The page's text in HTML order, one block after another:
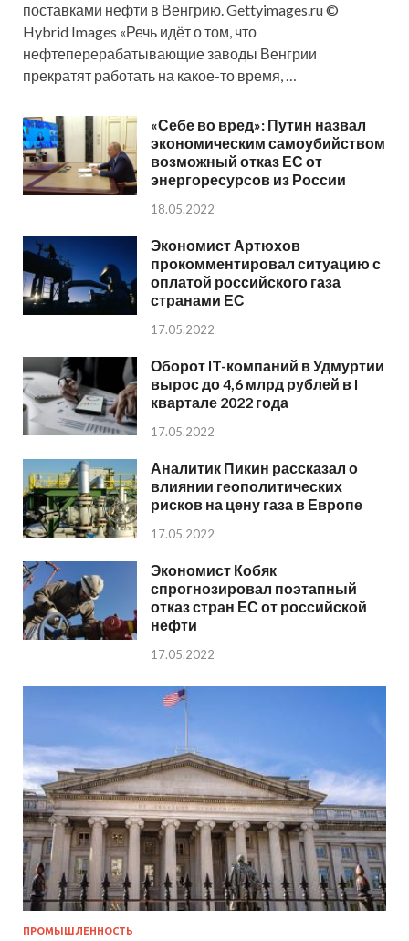
поставками нефти в Венгрию. Gettyimages.ru ©
Hybrid Images «Речь идёт о том, что
нефтеперерабатывающие заводы Венгрии
прекратят работать на какое-то время, …
«Себе во вред»: Путин назвал
экономическим самоубийством
возможный отказ ЕС от
энергоресурсов из России
18.05.2022
Экономист Артюхов
прокомментировал ситуацию с
оплатой российского газа
странами ЕС
17.05.2022
Оборот IT-компаний в Удмуртии
вырос до 4,6 млрд рублей в I
квартале 2022 года
17.05.2022
Аналитик Пикин рассказал о
влиянии геополитических
рисков на цену газа в Европе
17.05.2022
Экономист Кобяк
спрогнозировал поэтапный
отказ стран ЕС от российской
нефти
17.05.2022
ПРОМЫШЛЕННОСТЬ